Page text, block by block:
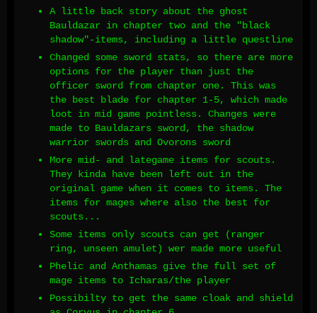
A little back story about the ghost
Bauldazar in chapter two and the "black
shadow"-items, including a little questline
Changed some sword stats, so there are more
options for the player than just the
officer sword from chapter one. This was
the best blade for chapter 1-5, which made
loot in mid game pointless. Changes were
made to Bauldazars sword, the shadow
warrior swords and Ovorons sword
More mid- and lategame items for scouts.
They kinda have been left out in the
original game when it comes to items. The
items for mages where also the best for
scouts...
Some items only scouts can get (ranger
ring, unseen amulet) wer made more useful
Phelic and Anthamas give the full set of
mage items to Icharas/the player
Possibilty to get the same cloak and shield